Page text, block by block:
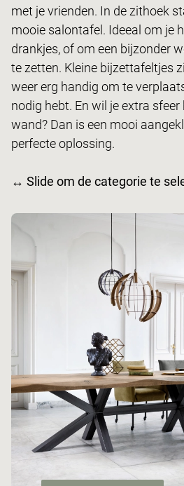
met je vrienden. In de zithoek
mooie salontafel. Ideeal om je
drankjes, of om een bijzonder
te zetten. Kleine bijzettafeltjes
weer erg handig om te
nodig hebt. En wil je extra sfeer
wand? Dan is een mooi
perfecte oplossing.
↔ Slide om de categorie te